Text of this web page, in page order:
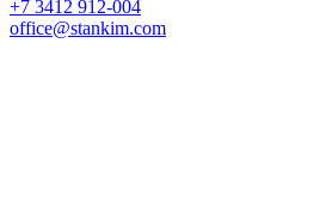
+7 3412 912-004
office@stankim.com